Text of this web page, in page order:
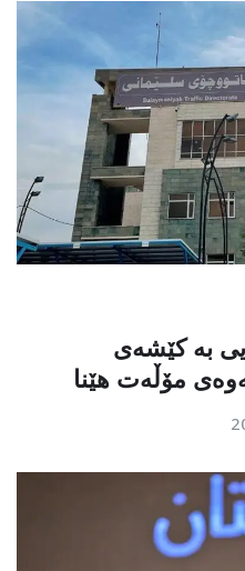
بە کێشەی
مۆڵەت هێنا